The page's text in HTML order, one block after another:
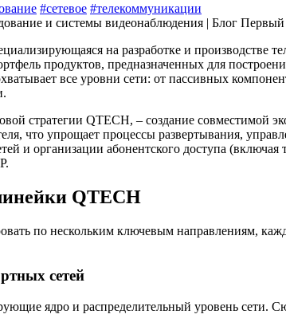
#сетевое #телекоммуникации
на разработке и
продуктов, предназначенных для
все уровни сети: от пассивных
стратегии QTECH, – создание совместимой
что упрощает процессы развертывания,
и организации абонентского доступа
QTECH
по нескольким ключевым направлениям,
сетей
ядро и распределительный уровень сети.